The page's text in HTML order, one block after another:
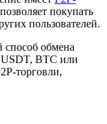
покупать
пользователей.
обмена
BTC или
торговли,